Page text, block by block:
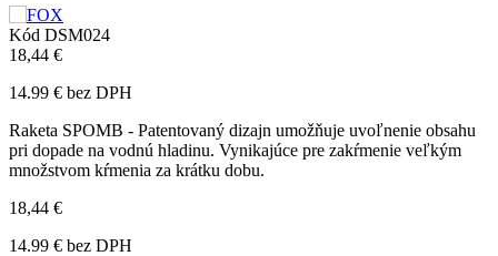
Kód DSM024
18,44 €
14.99 € bez DPH
Raketa SPOMB - Patentovaný dizajn umožňuje uvoľnenie obsahu
pri dopade na vodnú hladinu. Vynikajúce pre zakŕmenie veľkým
množstvom kŕmenia za krátku dobu.
18,44 €
14.99 € bez DPH